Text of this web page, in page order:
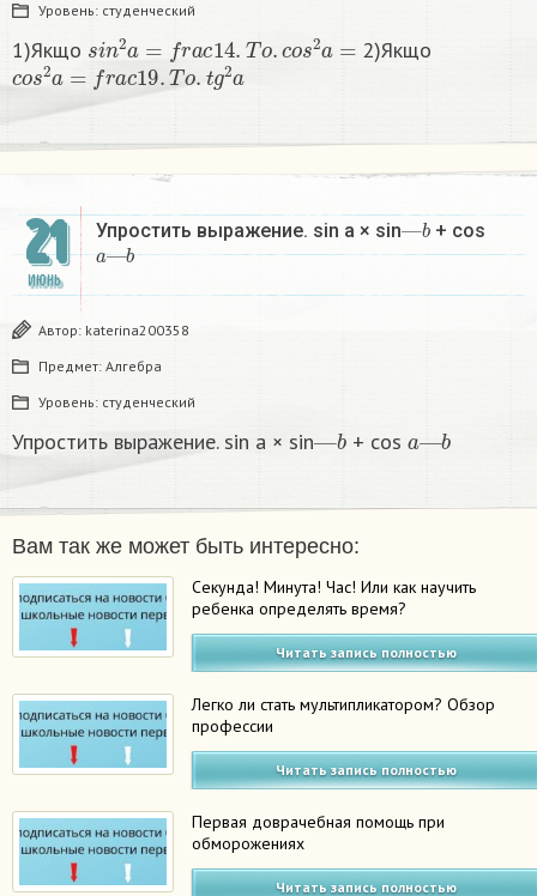
Уровень: студенческий
1)Якщо n 2 c T o co 2)Якщо
cos2a=f rac19.To tg 2a
21
ИЮНЬ
Упростить выражение. sin а × sin—b+ cos
a —b
Автор: katerina200358
Предмет: Алгебра
Уровень: студенческий
Упростить выражение. sin а × sin b+ cos b
Вам так же может быть интересно:
Секунда! Минута! Час! Или как научить
ребенка определять время?
Читать запись полностью
Легко ли стать мультипликатором? Обзор
профессии
Читать запись полностью
Первая доврачебная помощь при
обморожениях
Читать запись полностью